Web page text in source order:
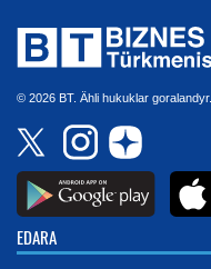
© 2026 BT. Ähli hukuklar goralandyr.
EDARA